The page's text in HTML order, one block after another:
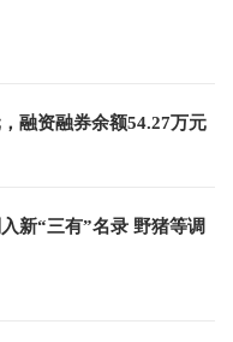
融资融券余额54.27万元
新“三有”名录 野猪等调